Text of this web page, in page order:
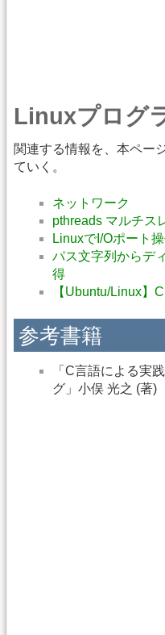
Linuxプログ
関連する情報を、本ペー
ていく。
ネットワーク
pthreads マルチス
LinuxでI/Oポート
パス文字列からデ
得
【Ubuntu/Linux】
参考書籍
「C言語による実
グ」小俣 光之 (著)